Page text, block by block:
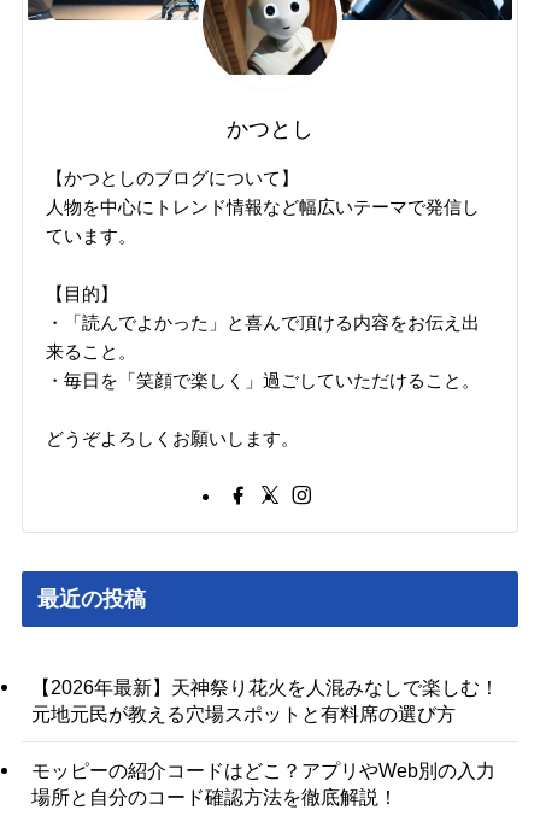
かつとし
【かつとしのブログについて】
人物を中心にトレンド情報など幅広いテーマで発信し
ています。
【目的】
・「読んでよかった」と喜んで頂ける内容をお伝え出
来ること。
・毎日を「笑顔で楽しく」過ごしていただけること。
どうぞよろしくお願いします。
最近の投稿
【2026年最新】天神祭り花火を人混みなしで楽しむ！
元地元民が教える穴場スポットと有料席の選び方
モッピーの紹介コードはどこ？アプリやWeb別の入力
場所と自分のコード確認方法を徹底解説！